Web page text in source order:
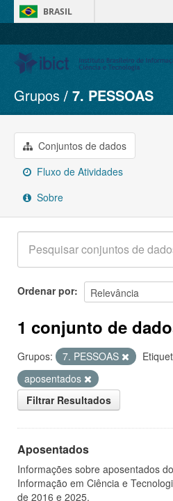
BRASIL
Conjuntos de dados
Organizações
Grupos
Sobre
Grupos 7. PESSOAS
Conjuntos de dados
Fluxo de Atividades
Sobre
Ordenar por
1 conjunto de
Grupos: 7. PESSOAS
aposentados
Filtrar Resultados
Aposentados
Informações sobre aposentados
Informação em Ciência e
de 2016 e 2025.